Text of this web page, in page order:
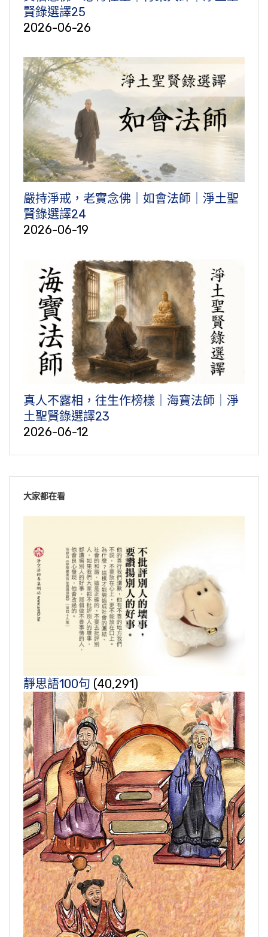
賢錄選譯25
2026-06-26
嚴持淨戒，老實念佛｜如會法師｜淨土聖
賢錄選譯24
2026-06-19
真人不露相，往生作榜樣｜海寶法師｜淨
土聖賢錄選譯23
2026-06-12
大家都在看
靜思語100句 (40,291)